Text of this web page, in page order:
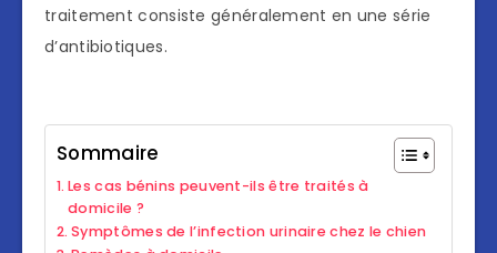
traitement consiste généralement en une série
d’antibiotiques.
Sommaire
Les cas bénins peuvent-ils être traités à
domicile ?
Symptômes de l’infection urinaire chez le chien